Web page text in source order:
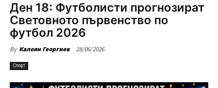
Ден 18: Футболисти прогнозират
Световното първенство по
футбол 2026
By Калоян Георгиев 28/06/2026
Спорт